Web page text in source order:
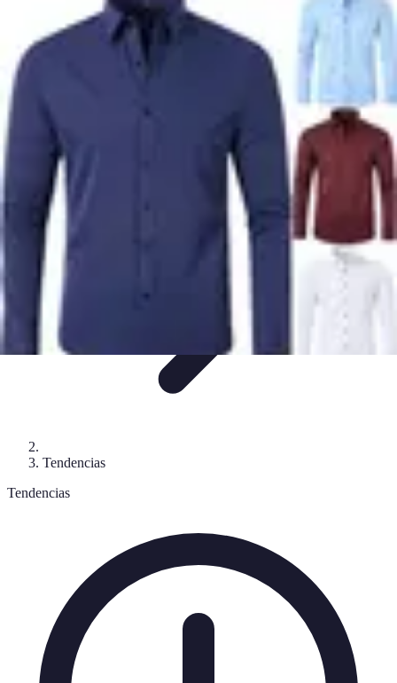
Moda Hombre
Abrigos y ChaquetasEstilos de ModaTendencias
EstiloEstilos y Atuendos
Tendencias
Tendencias